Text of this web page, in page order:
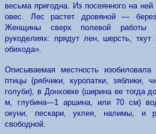
весьма пригодна. Из посеянного на
овес. Лес растет дровяной —
Женщины сверх полевой работы
рукоделиях: прядут лен, шерсть,
обихода».
Описываемая местность
птицы (рябчики, куропатки, зяблики,
голуби), в Донховке (ширина ее тогда
м, глубина—1 аршина, или 70 см)
окуни, пескари, уклея, налимы,
свободной.